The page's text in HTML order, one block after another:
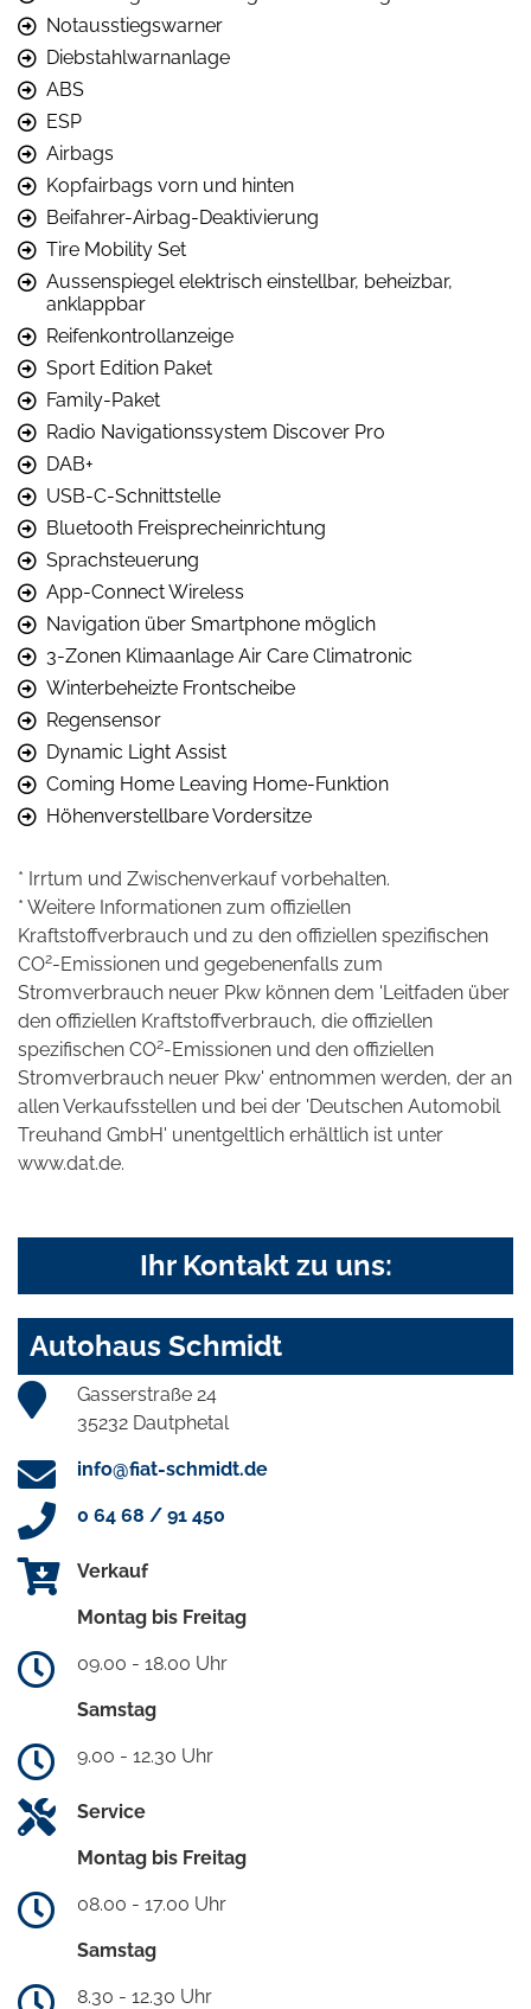
Notausstiegswarner
Diebstahlwarnanlage
ABS
ESP
Airbags
Kopfairbags vorn und hinten
Beifahrer-Airbag-Deaktivierung
Tire Mobility Set
Aussenspiegel elektrisch einstellbar, beheizbar,
anklappbar
Reifenkontrollanzeige
Sport Edition Paket
Family-Paket
Radio Navigationssystem Discover Pro
DAB+
USB-C-Schnittstelle
Bluetooth Freisprecheinrichtung
Sprachsteuerung
App-Connect Wireless
Navigation über Smartphone möglich
3-Zonen Klimaanlage Air Care Climatronic
Winterbeheizte Frontscheibe
Regensensor
Dynamic Light Assist
Coming Home Leaving Home-Funktion
Höhenverstellbare Vordersitze
* Irrtum und Zwischenverkauf vorbehalten.
* Weitere Informationen zum offiziellen
Kraftstoffverbrauch und zu den offiziellen spezifischen
CO2-Emissionen und gegebenenfalls zum
Stromverbrauch neuer Pkw können dem 'Leitfaden über
den offiziellen Kraftstoffverbrauch, die offiziellen
spezifischen CO2-Emissionen und den offiziellen
Stromverbrauch neuer Pkw' entnommen werden, der an
allen Verkaufsstellen und bei der 'Deutschen Automobil
Treuhand GmbH' unentgeltlich erhältlich ist unter
www.dat.de.
Ihr Kontakt zu uns:
Autohaus Schmidt
Gasserstraße 24
35232 Dautphetal
info@fiat-schmidt.de
0 64 68 / 91 450
Verkauf
Montag bis Freitag
09.00 - 18.00 Uhr
Samstag
9.00 - 12.30 Uhr
Service
Montag bis Freitag
08.00 - 17.00 Uhr
Samstag
8.30 - 12.30 Uhr